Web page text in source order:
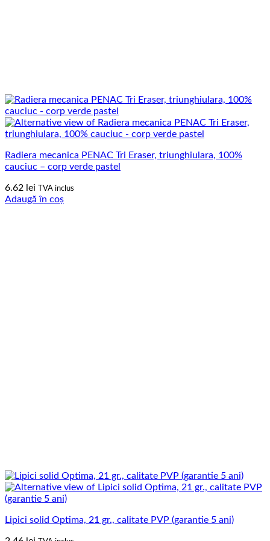
Radiera mecanica PENAC Tri Eraser, triunghiulara, 100%
cauciuc – corp verde pastel
6.62 lei TVA inclus
Adaugă în coș
Lipici solid Optima, 21 gr., calitate PVP (garantie 5 ani)